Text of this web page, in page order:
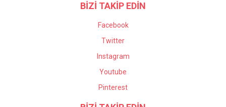
BİZİ TAKİP EDİN
Facebook
Twitter
Instagram
Youtube
Pinterest